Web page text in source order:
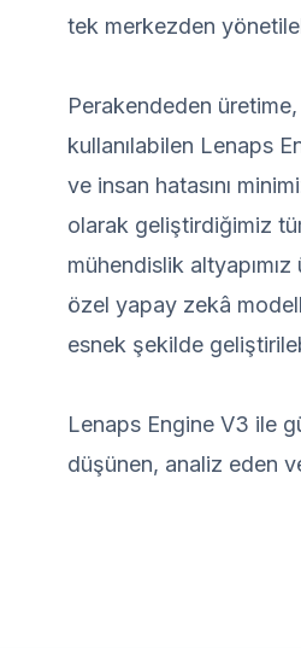
tek merkezden
Perakendeden
kullanılabilen Lenaps
ve insan hatasını
olarak geliştirdiğimiz
mühendislik
özel yapay zekâ
esnek şekilde
Lenaps Engine V3 ile
düşünen, analiz eden